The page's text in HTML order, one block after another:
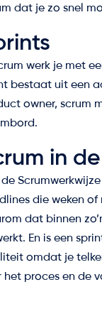
dat je zo snel
werk je met
bestaat uit een
owner, scrum
in
de
die weken
dat binnen
En is een
omdat je
het proces en de